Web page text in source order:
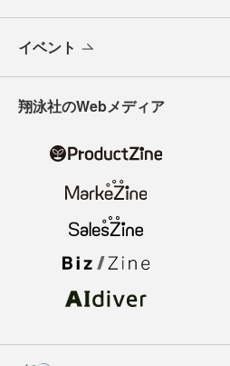
イベント
翔泳社のWebメディア